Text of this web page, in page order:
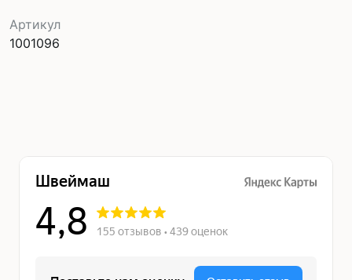
Артикул
1001096